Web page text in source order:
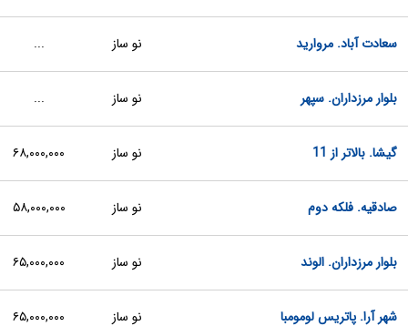
سعادت آباد. مروارید نو ساز ...
بلوار مرزداران. سپهر نو ساز ...
گیشا. بالاتر از 11 نو ساز ۶۸,۰۰۰,۰۰۰
صادقیه. فلکه دوم نو ساز ۵۸,۰۰۰,۰۰۰
بلوار مرزداران. الوند نو ساز ۶۵,۰۰۰,۰۰۰
شهر آرا. پاتریس لومومبا نو ساز ۶۵,۰۰۰,۰۰۰